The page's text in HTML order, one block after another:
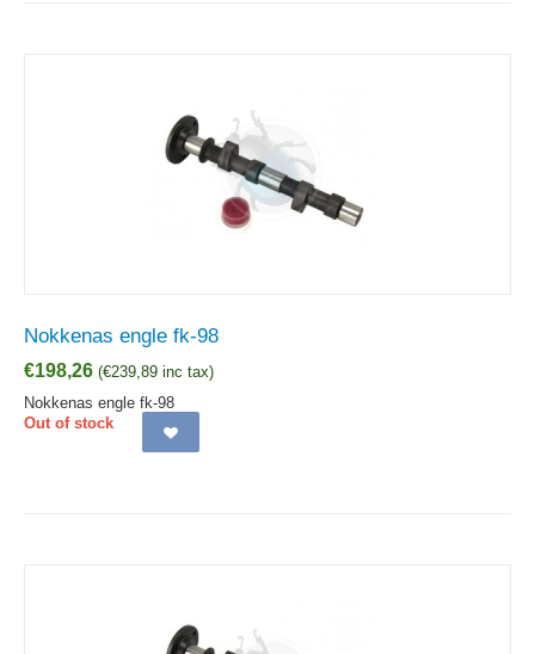
Nokkenas engle fk-98
€198,26 (€239,89 inc tax)
Nokkenas engle fk-98
Out of stock